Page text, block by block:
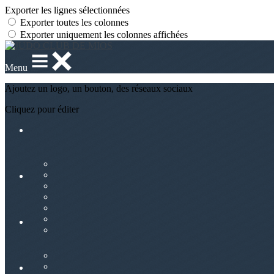
Exporter les lignes sélectionnées
Exporter toutes les colonnes
Exporter uniquement les colonnes affichées
Menu
Ajoutez un logo, un bouton, des réseaux sociaux
Cliquez pour éditer